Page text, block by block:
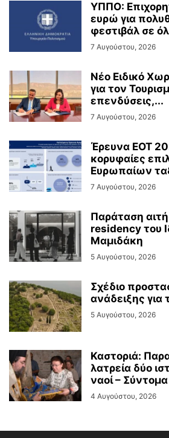
ΥΠΠΟ:
ευρώ για
φεστιβάλ σε
7 Αυγούστου, 2026
Νέο Ειδικό
για τον
επενδύσεις,...
7 Αυγούστου, 2026
Έρευνα ΕΟΤ
κορυφαίες
Ευρωπαίων
7 Αυγούστου, 2026
Παράταση
residency του
Μαμιδάκη
5 Αυγούστου, 2026
Σχέδιο
ανάδειξης
5 Αυγούστου, 2026
Καστοριά:
λατρεία δύο
ναοί –
4 Αυγούστου, 2026